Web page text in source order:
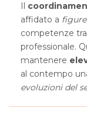
Il
affidato a
competenze
professionale.
mantenere
al contempo
evoluzioni del